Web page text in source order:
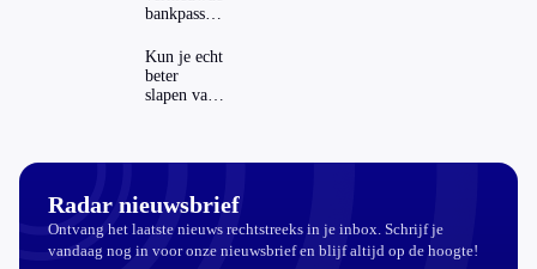
en het
buitenland
bankpassen
ING-app:
is dat wel
veilig?
Kun je echt
beter
slapen van
Radar nieuwsbrief
Ontvang het laatste nieuws rechtstreeks in je inbox. Schrijf je
vandaag nog in voor onze nieuwsbrief en blijf altijd op de hoogte!